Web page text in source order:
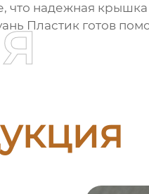
надежная крышка
Пластик готов